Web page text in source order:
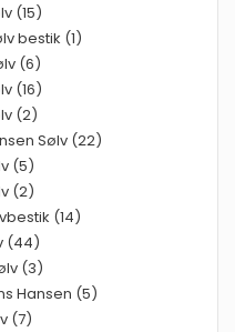
(15)
bestik (1)
(6)
(16)
(2)
Sølv (22)
(5)
(2)
(14)
(44)
(3)
Hansen (5)
(7)